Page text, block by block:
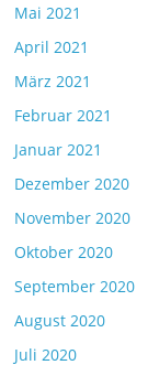
Mai 2021
April 2021
März 2021
Februar 2021
Januar 2021
Dezember 2020
November 2020
Oktober 2020
September 2020
August 2020
Juli 2020